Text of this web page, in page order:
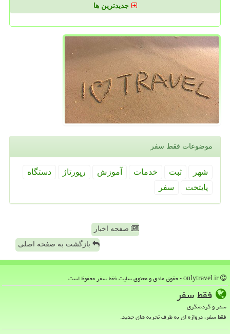
جدیدترین ها
موضوعات فقط سفر
شهر ثبت خدمات آموزش رپورتاژ
دستگاه
پایتخت
سفر
صفحه اخبار
بازگشت به صفحه اصلی
فقط سفر
سفر و گردشگری
فقط سفر، دروازه ای به طرف تجربه های جدید.